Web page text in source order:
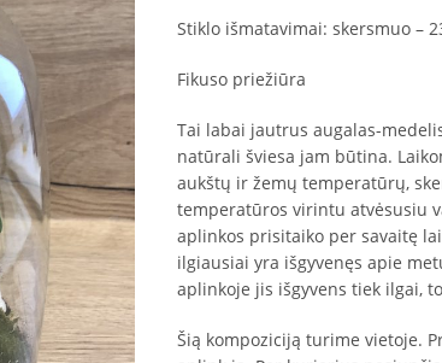
Stiklo išmatavimai: skersmuo –
Fikuso priežiūra
Tai labai jautrus augalas-
natūrali šviesa jam būtina.
aukštų ir žemų temperatūrų,
temperatūros virintu atvėsusiu
aplinkos prisitaiko per savaitę
ilgiausiai yra išgyvenęs apie
aplinkoje jis išgyvens tiek ilgai,
Šią kompoziciją turime vietoje.